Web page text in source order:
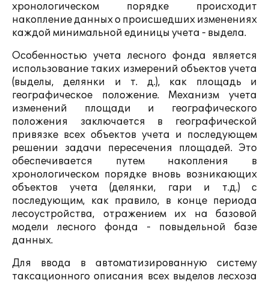
хронологическом порядке происходит
накопление данных о происшедших изменениях
каждой минимальной единицы учета - выдела.
Особенностью учета лесного фонда является
использование таких измерений объектов учета
(выделы, делянки и т. д.), как площадь и
географическое положение. Механизм учета
изменений площади и географического
положения заключается в географической
привязке всех объектов учета и последующем
решении задачи пересечения площадей. Это
обеспечивается путем накопления в
хронологическом порядке вновь возникающих
объектов учета (делянки, гари и т.д.) с
последующим, как правило, в конце периода
лесоустройства, отражением их на базовой
модели лесного фонда - повыдельной базе
данных.
Для ввода в автоматизированную систему
таксационного описания всех выделов лесхоза